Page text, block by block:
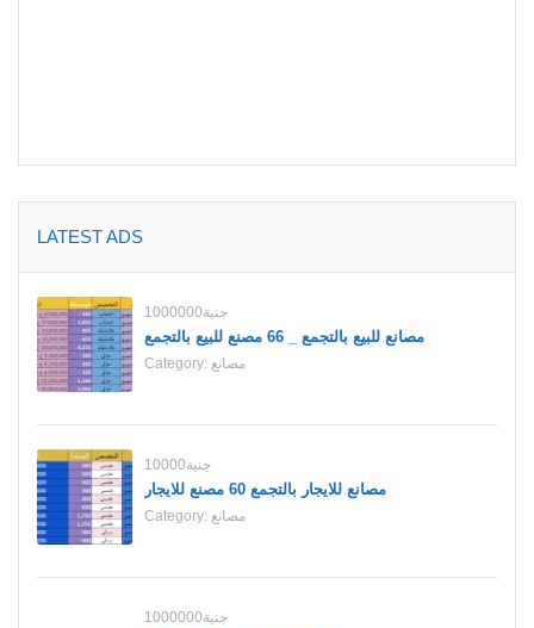
LATEST ADS
1000000جنية
مصانع للبيع بالتجمع _ 66 مصنع للبيع بالتجمع
Category: مصانع
10000جنية
مصانع للايجار بالتجمع 60 مصنع للايجار
Category: مصانع
1000000جنية